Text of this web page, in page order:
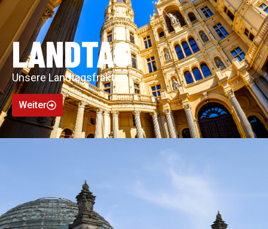
LANDTAG
Unsere Landtagsfraktion
Weiter